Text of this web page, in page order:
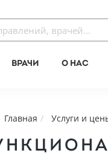
Врачи О нас
Главная Услуги и